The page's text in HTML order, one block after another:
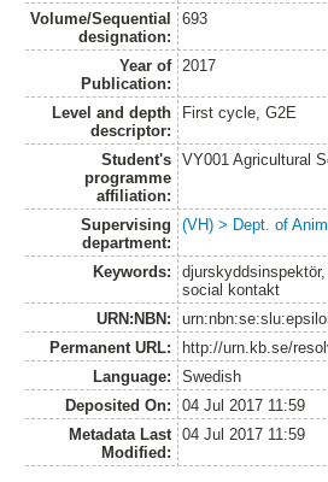
Volume/Sequential
designation:
693
Year of
Publication:
2017
Level and depth
descriptor:
First cycle, G2E
Student's
programme
affiliation:
VY001 Agricultural
Supervising
department:
(VH) > Dept. of
Keywords:
social kontakt
URN:NBN:
Permanent URL:
http://urn.kb.se/
Language:
Swedish
Deposited On:
04 Jul 2017 11:59
Metadata Last
Modified:
04 Jul 2017 11:59